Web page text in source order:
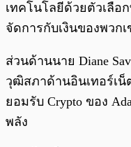
เทคโนโลยีด้วยตัวเลือ
จัดการกับเงินของพวกเ
ส่วนด้านนาย Diane
วุฒิสภาด้านอินเทอร์เน็
ยอมรับ Crypto ของ
พลัง